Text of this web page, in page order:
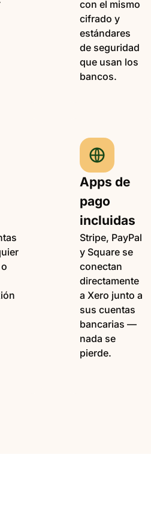
con el mismo
cifrado y
estándares
de seguridad
que usan los
bancos.
Apps de
pago
incluidas
Stripe, PayPal
y Square se
conectan
directamente
a Xero junto a
sus cuentas
bancarias —
nada se
pierde.